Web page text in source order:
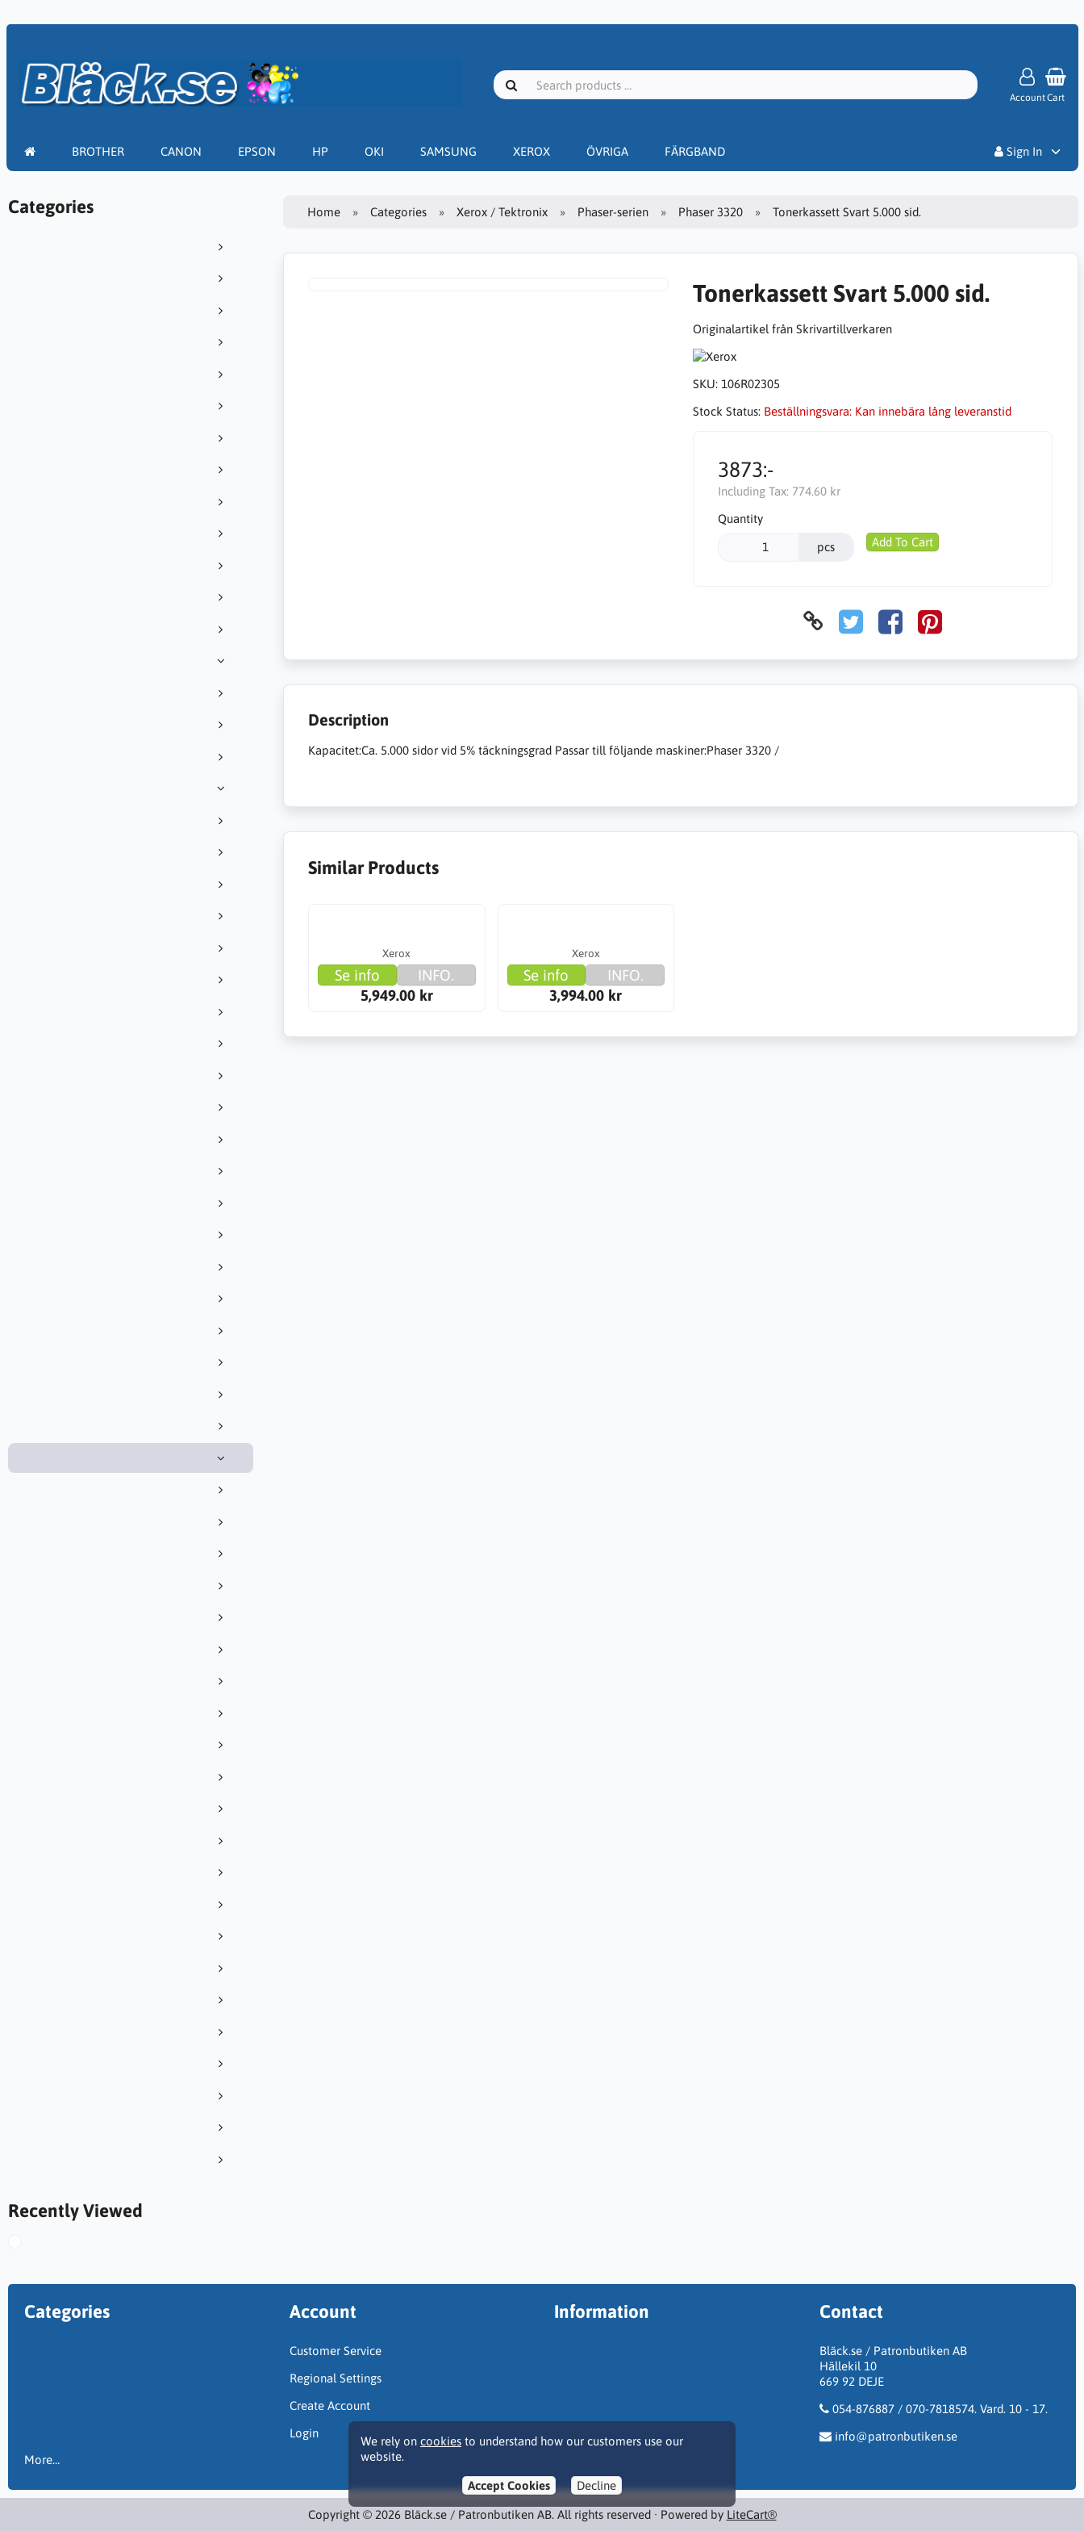
AccountCart
BROTHER CANON EPSON HP OKI SAMSUNG XEROX ÖVRIGA FÄRGBAND
Sign In
Categories
Recently Viewed
Home Categories Xerox / Tektronix Phaser-serien Phaser 3320 Tonerkassett Svart 5.000 sid.
Tonerkassett Svart 5.000 sid.
Originalartikel från Skrivartillverkaren
SKU: 106R02305
Stock Status: Beställningsvara: Kan innebära lång leveranstid
3873:-
Including Tax: 774.60 kr
Quantity
pcs Add To Cart
Description
Kapacitet:Ca. 5.000 sidor vid 5% täckningsgrad Passar till följande maskiner:Phaser 3320 /
Similar Products
Xerox
Se info
INFO.
5,949.00 kr
Xerox
Se info
INFO.
3,994.00 kr
We rely on cookies to understand how our customers use our
website.
Accept Cookies Decline
Categories
More…
Account
Customer Service
Regional Settings
Create Account
Login
Information Contact
Bläck.se / Patronbutiken AB
Hällekil 10
669 92 DEJE
054-876887 / 070-7818574. Vard. 10 - 17.
info@patronbutiken.se
Copyright © 2026 Bläck.se / Patronbutiken AB. All rights reserved · Powered by LiteCart®